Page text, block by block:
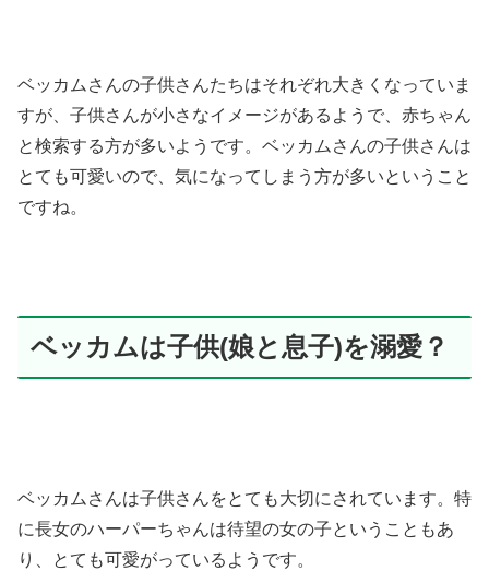
ベッカムさんの子供さんたちはそれぞれ大きくなっていま
すが、子供さんが小さなイメージがあるようで、赤ちゃん
と検索する方が多いようです。ベッカムさんの子供さんは
とても可愛いので、気になってしまう方が多いということ
ですね。
ベッカムは子供(娘と息子)を溺愛？
ベッカムさんは子供さんをとても大切にされています。特
に長女のハーパーちゃんは待望の女の子ということもあ
り、とても可愛がっているようです。